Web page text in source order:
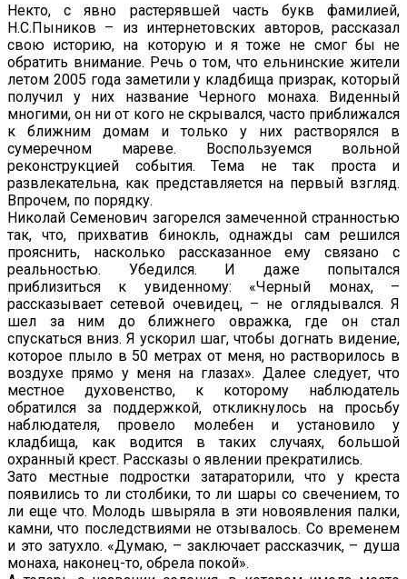
Некто, с явно растерявшей часть букв фамилией,
Н.С.Пыников – из интернетовских авторов, рассказал
свою историю, на которую и я тоже не смог бы не
обратить внимание. Речь о том, что ельнинские жители
летом 2005 года заметили у кладбища призрак, который
получил у них название Черного монаха. Виденный
многими, он ни от кого не скрывался, часто приближался
к ближним домам и только у них растворялся в
сумеречном мареве. Воспользуемся вольной
реконструкцией события. Тема не так проста и
развлекательна, как представляется на первый взгляд.
Впрочем, по порядку.
Николай Семенович загорелся замеченной странностью
так, что, прихватив бинокль, однажды сам решился
прояснить, насколько рассказанное ему связано с
реальностью. Убедился. И даже попытался
приблизиться к увиденному: «Черный монах, –
рассказывает сетевой очевидец, – не оглядывался. Я
шел за ним до ближнего овражка, где он стал
спускаться вниз. Я ускорил шаг, чтобы догнать видение,
которое плыло в 50 метрах от меня, но растворилось в
воздухе прямо у меня на глазах». Далее следует, что
местное духовенство, к которому наблюдатель
обратился за поддержкой, откликнулось на просьбу
наблюдателя, провело молебен и установило у
кладбища, как водится в таких случаях, большой
охранный крест. Рассказы о явлении прекратились.
Зато местные подростки затараторили, что у креста
появились то ли столбики, то ли шары со свечением, то
ли еще что. Молодь швыряла в эти новоявления палки,
камни, что последствиями не отзывалось. Со временем
и это затухло. «Думаю, – заключает рассказчик, – душа
монаха, наконец-то, обрела покой».